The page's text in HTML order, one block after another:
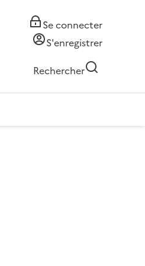
Se connecter
S'enregistrer
Rechercher